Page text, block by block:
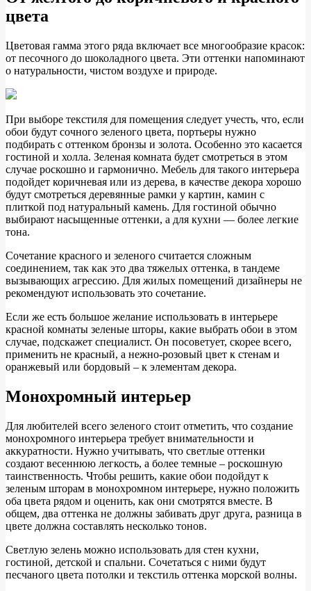
цвета
Цветовая гамма этого ряда включает все многообразие красок:
от песочного до шоколадного цвета. Эти оттенки напоминают
о натуральности, чистом воздухе и природе.
При выборе текстиля для помещения следует учесть, что, если
обои будут сочного зеленого цвета, портьеры нужно
подбирать с оттенком бронзы и золота. Особенно это касается
гостиной и холла. Зеленая комната будет смотреться в этом
случае роскошно и гармонично. Мебель для такого интерьера
подойдет коричневая или из дерева, в качестве декора хорошо
будут смотреться деревянные рамки у картин, камин с
плиткой под натуральный камень. Для гостиной обычно
выбирают насыщенные оттенки, а для кухни — более легкие
тона.
Сочетание красного и зеленого считается сложным
соединением, так как это два тяжелых оттенка, в тандеме
вызывающих агрессию. Для жилых помещений дизайнеры не
рекомендуют использовать это сочетание.
Если же есть большое желание использовать в интерьере
красной комнаты зеленые шторы, какие выбрать обои в этом
случае, подскажет специалист. Он посоветует, скорее всего,
применить не красный, а нежно-розовый цвет к стенам и
оранжевый или бордовый – к элементам декора.
Монохромный интерьер
Для любителей всего зеленого стоит отметить, что создание
монохромного интерьера требует внимательности и
аккуратности. Нужно учитывать, что светлые оттенки
создают весеннюю легкость, а более темные – роскошную
таинственность. Чтобы решить, какие обои подойдут к
зеленым шторам в монохромном интерьере, нужно положить
оба цвета рядом и оценить, как они смотрятся вместе. В
общем, два оттенка не должны забивать друг друга, разница в
цвете должна составлять несколько тонов.
Светлую зелень можно использовать для стен кухни,
гостиной, детской и спальни. Сочетаться с ними будут
песчаного цвета потолки и текстиль оттенка морской волны.